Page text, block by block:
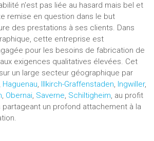
n'est pas liée au hasard mais bel et
remise en question dans le but
des prestations à ses clients. Dans
cette entreprise est
pour les besoins de fabrication de
exigences qualitatives élevées. Cet
un large secteur géographique par
Haguenau, Illkirch-Graffenstaden, Ingwiller,
, Obernai, Saverne, Schiltigheim, au profit
un profond attachement à la